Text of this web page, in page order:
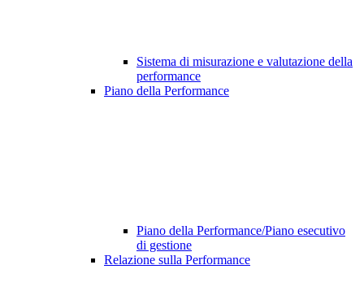
Sistema di misurazione e valutazione della
performance
Piano della Performance
Piano della Performance/Piano esecutivo
di gestione
Relazione sulla Performance